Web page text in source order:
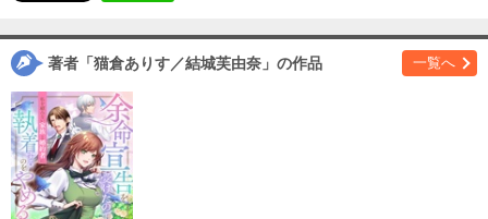
購入する
著者「猫倉ありす／結城芙由奈」の作品 一覧へ